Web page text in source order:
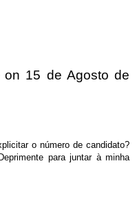
on 15 de Agosto de
o número de candidato?
para juntar à minha